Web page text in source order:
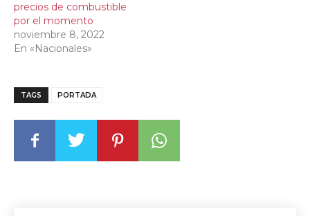
precios de combustible
por el momento
noviembre 8, 2022
En «Nacionales»
TAGS PORTADA